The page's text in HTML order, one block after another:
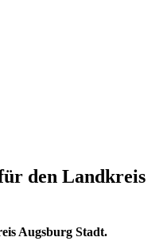
den Landkreis
Augsburg Stadt.